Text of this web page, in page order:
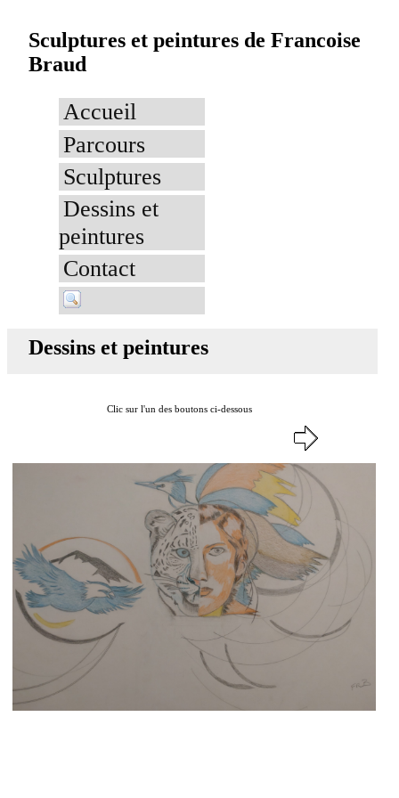
Sculptures et peintures de Francoise
Braud
Accueil
Parcours
Sculptures
Dessins et
peintures
Contact
Dessins et peintures
Clic sur l'un des boutons ci-dessous